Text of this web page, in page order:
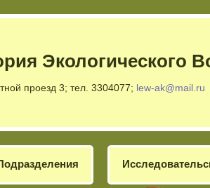
Экологического
проезд 3; тел. 3304077; lew-ak@mail.ru